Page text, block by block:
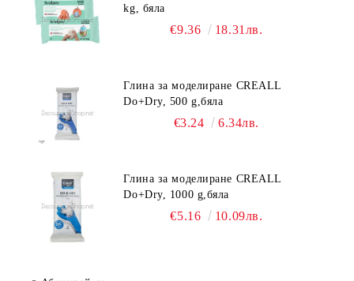
kg, бяла
€9.36 18.31лв.
Глина за моделиране CREALL
Do+Dry, 500 g,бяла
€3.24 6.34лв.
Глина за моделиране CREALL
Do+Dry, 1000 g,бяла
€5.16 10.09лв.